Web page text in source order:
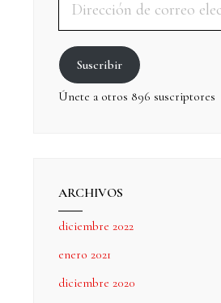
Suscribir
Únete a otros 896 suscriptores
ARCHIVOS
diciembre 2022
enero 2021
diciembre 2020